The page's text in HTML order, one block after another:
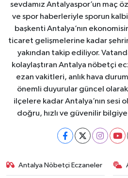
sevdamız Antalyaspor’un maç
ve spor haberleriyle sporun
başkenti Antalya’nın
ticaret gelişmelerine kadar
yakından takip ediliyor.
kolaylaştıran Antalya nöbetçi
ezan vakitleri, anlık hava
önemli duyurular güncel
ilçelere kadar Antalya’nın sesi
doğru, hızlı ve güvenilir
Antalya Nöbetçi Eczaneler